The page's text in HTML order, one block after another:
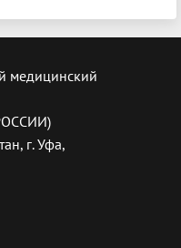
медицинский
г. Уфа,